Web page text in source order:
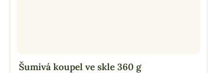
Šumivá koupel ve skle 360 g